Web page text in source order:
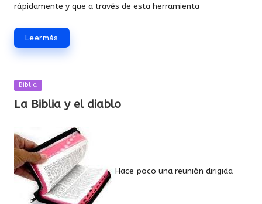
rápidamente y que a través de esta herramienta
Leer más
Publicada
Biblia
La Biblia y el diablo
Hace poco una reunión dirigida